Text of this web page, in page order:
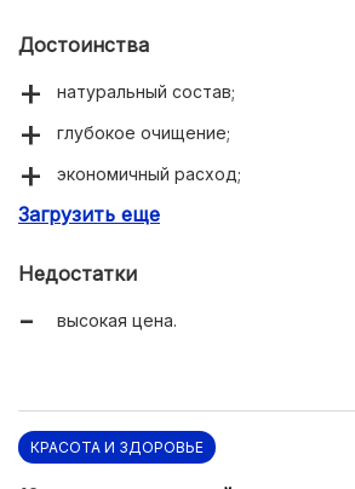
Достоинства
натуральный состав;
глубокое очищение;
экономичный расход;
оттеночный эффект;
Загрузить еще
Недостатки
высокая цена.
КРАСОТА И ЗДОРОВЬЕ